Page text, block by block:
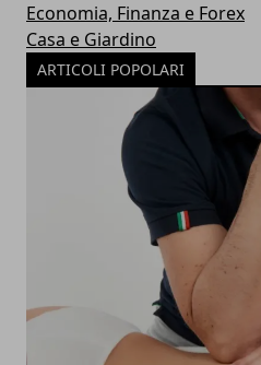
Economia, Finanza e Forex
Casa e Giardino
ARTICOLI POPOLARI